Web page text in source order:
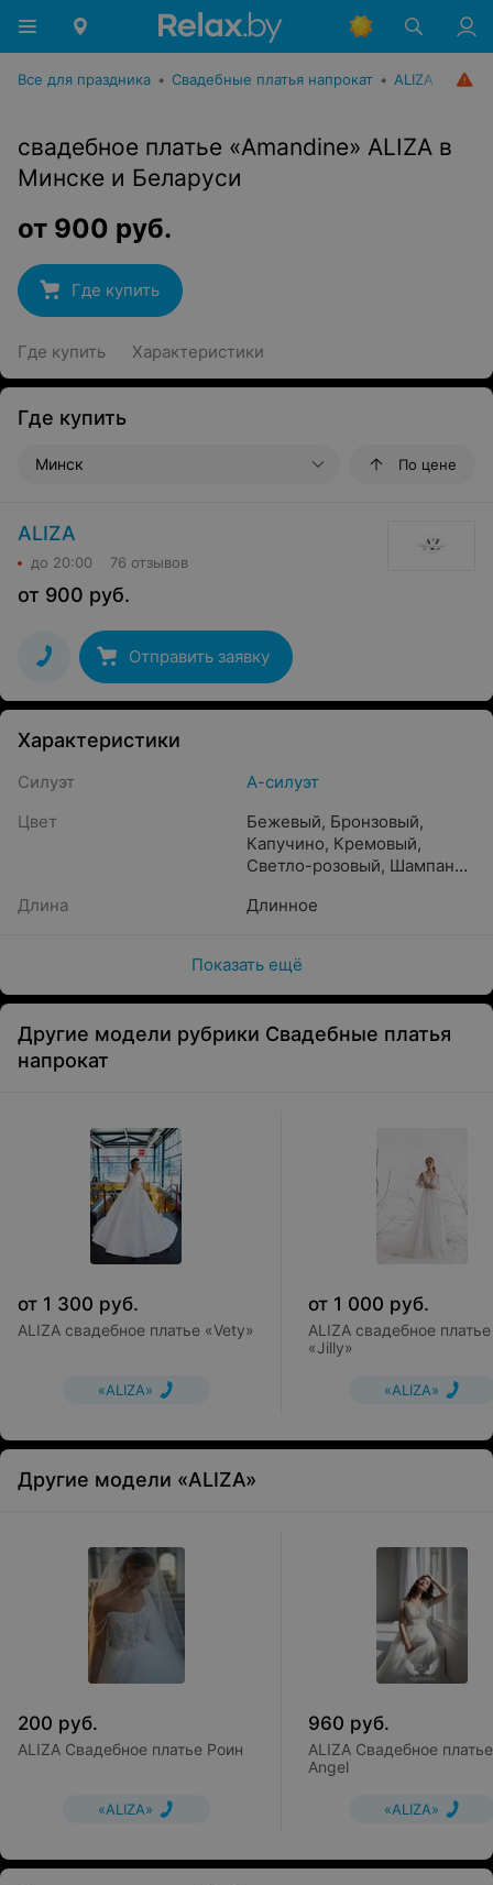
Все для праздника • Свадебные платья напрокат • ALIZA
свадебное платье «Amandine» ALIZA в
Минске и Беларуси
от 900 руб.
Где купить
Где купить Характеристики
Где купить
Минск По цене
ALIZA
до 20:00 76 отзывов
от 900 руб.
Отправить заявку
Характеристики
Силуэт
А-силуэт
Цвет
Бежевый, Бронзовый,
Капучино, Кремовый,
Светло-розовый, Шампань,
Белый,Пудра
Прозрачный
Песочный
Длина Длинное
Показать ещё
Другие модели рубрики Свадебные платья
напрокат
от 1 300 руб.
ALIZA свадебное платье «Vety»
«ALIZA»
от 1 000 руб.
ALIZA свадебное платье
«Jilly»
«ALIZA»
Другие модели «ALIZA»
200 руб.
ALIZA Свадебное платье Роин
«ALIZA»
960 руб.
ALIZA Свадебное платье
Angel
«ALIZA»